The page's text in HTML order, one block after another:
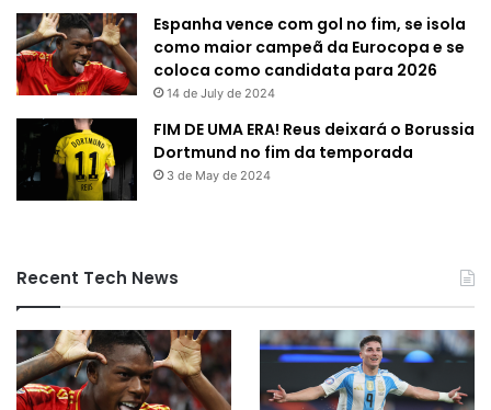
Espanha vence com gol no fim, se isola
como maior campeã da Eurocopa e se
coloca como candidata para 2026
14 de July de 2024
FIM DE UMA ERA! Reus deixará o Borussia
Dortmund no fim da temporada
3 de May de 2024
Recent Tech News